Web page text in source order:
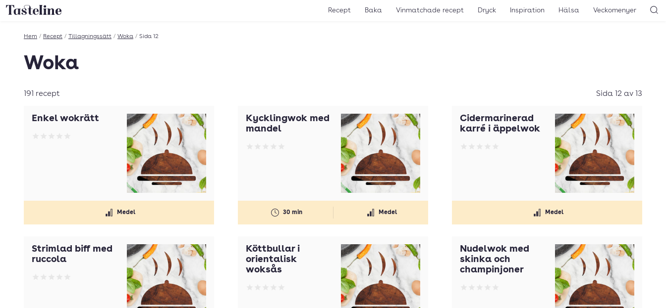
Till Tastelines startsida Recept Baka Vinmatchade recept Dryck Inspiration Hälsa Veckomenyer
Hem / Recept / Tillagningssätt / Woka / Sida 12
Woka
191 recept Sida 12 av 13
Enkel wokrätt
Medel
Kycklingwok med
mandel
30 min Medel
Cidermarinerad
karré i äppelwok
Medel
Strimlad biff med
ruccola
Köttbullar i
orientalisk
woksås
Nudelwok med
skinka och
champinjoner